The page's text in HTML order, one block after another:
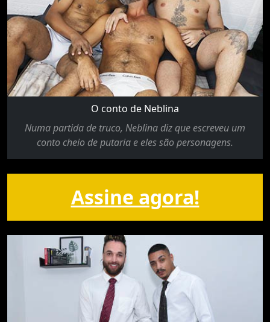
O conto de Neblina
Numa partida de truco, Neblina diz que escreveu um
conto cheio de putaria e eles são personagens.
Assine agora!